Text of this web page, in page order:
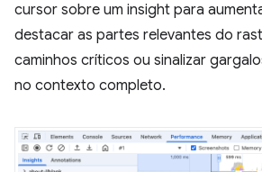
cursor sobre um insight para
destacar as partes relevantes do
caminhos críticos ou sinalizar
no contexto completo.